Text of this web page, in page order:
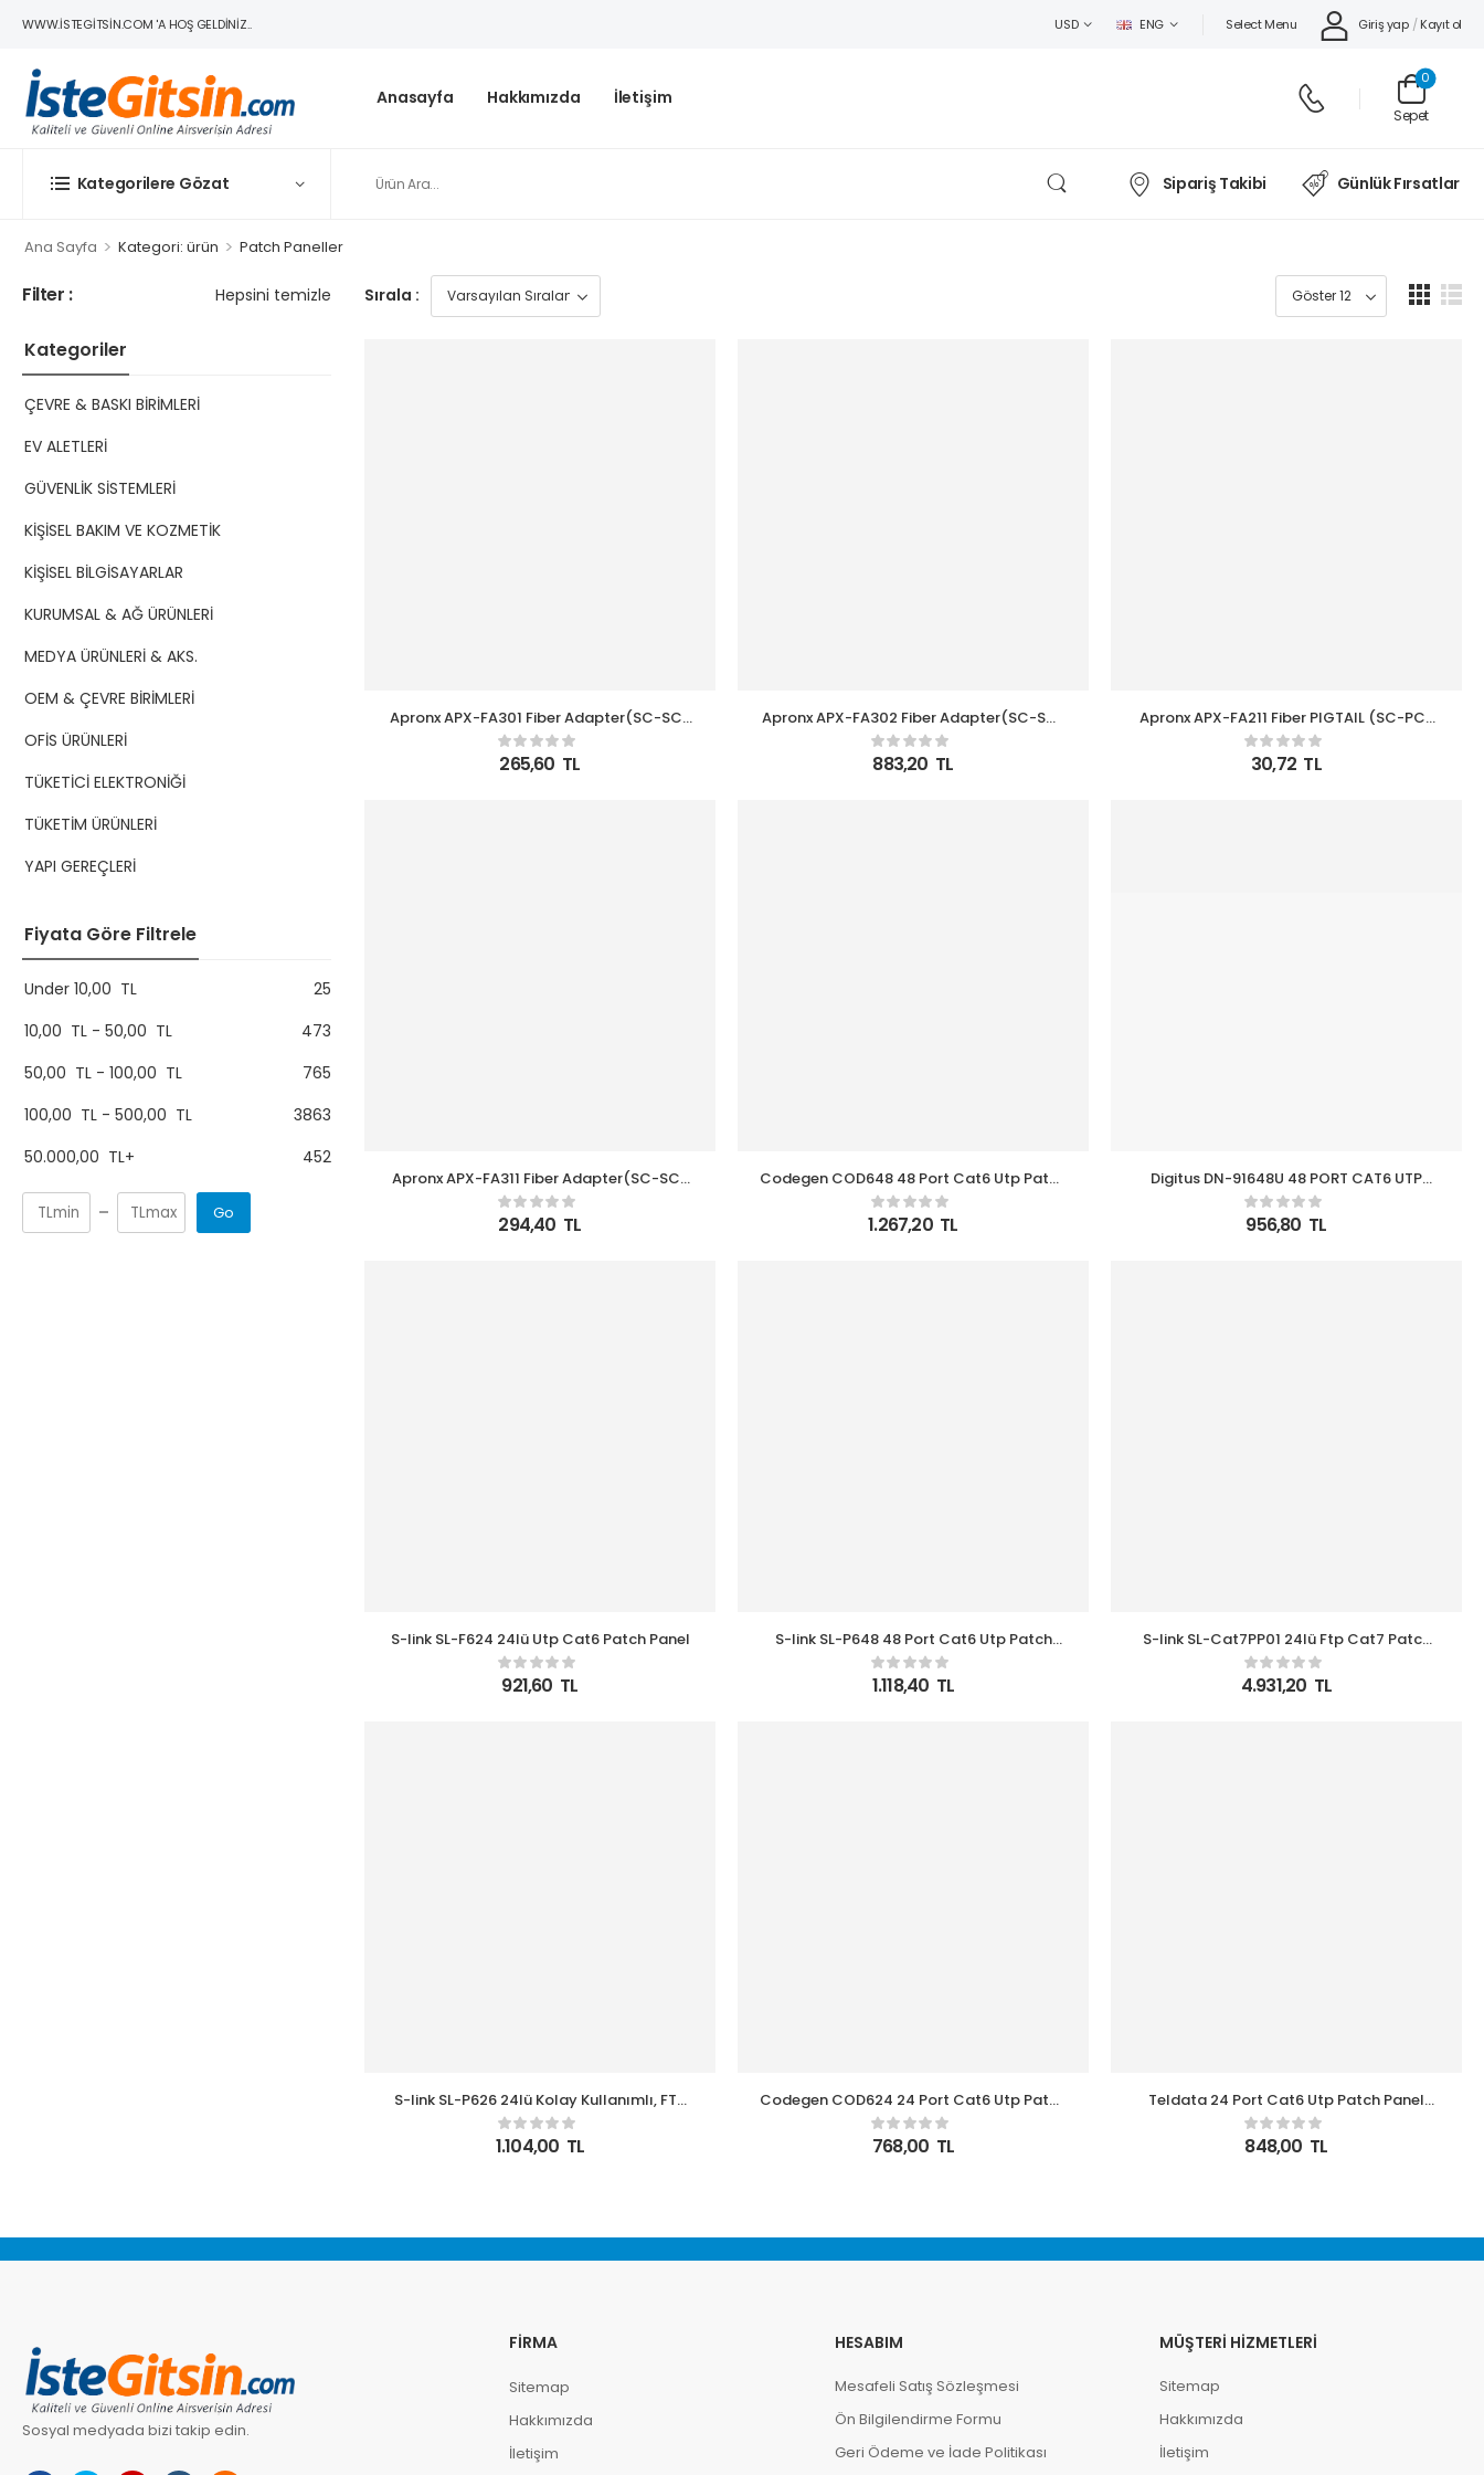
WWW.ISTEGITSIN.COM 'A HOŞ GELDINIZ.. USD ENG Select Menu Giriş yap / Kayıt ol
Anasayfa Hakkımızda İletişim
Sepet
0
Kategorilere Gözat Sipariş Takibi Günlük Fırsatlar
Ana Sayfa > Kategori: ürün > Patch Paneller
Filter : Hepsini temizle
Kategoriler
ÇEVRE & BASKI BİRİMLERİ
EV ALETLERİ
GÜVENLİK SİSTEMLERİ
KİŞİSEL BAKIM VE KOZMETİK
KİŞİSEL BİLGİSAYARLAR
KURUMSAL & AĞ ÜRÜNLERİ
MEDYA ÜRÜNLERİ & AKS.
OEM & ÇEVRE BİRİMLERİ
OFİS ÜRÜNLERİ
TÜKETİCİ ELEKTRONİĞİ
TÜKETİM ÜRÜNLERİ
YAPI GEREÇLERİ
Fiyata Göre Filtrele
Under 10,00 TL
25
10,00 TL - 50,00 TL
473
50,00 TL - 100,00 TL
765
100,00 TL - 500,00 TL
3863
50.000,00 TL+ 452
Go
Sırala :
Apronx APX-FA301 Fiber Adapter(SC-SC-
PC-SM-DX-Plastic) 20 li paket
265,60 TL
Apronx APX-FA302 Fiber Adapter(SC-SC-
PC-SM-SX-Plastic) 50 li paket
883,20 TL
Apronx APX-FA211 Fiber PIGTAIL (SC-PC-
SM-1 Core-0.9-1M-G657 A2 )
30,72 TL
Apronx APX-FA311 Fiber Adapter(SC-SC-
PC-MM-DX-Plastic) 20 li paket
294,40 TL
Codegen COD648 48 Port Cat6 Utp Patch
Panel
1.267,20 TL
Digitus DN-91648U 48 PORT CAT6 UTP
PATCH PANEL
956,80 TL
S-link SL-F624 24lü Utp Cat6 Patch Panel
921,60 TL
S-link SL-P648 48 Port Cat6 Utp Patch
Panel
1.118,40 TL
S-link SL-Cat7PP01 24lü Ftp Cat7 Patch
Panel
4.931,20 TL
S-link SL-P626 24lü Kolay Kullanımlı, FTP
Boş V Şeklinde Patch Panel
1.104,00 TL
Codegen COD624 24 Port Cat6 Utp Patch
Panel
768,00 TL
Teldata 24 Port Cat6 Utp Patch Panel
Dolu
848,00 TL
Sosyal medyada bizi takip edin.
FIRMA
Sitemap
Hakkımızda
İletişim
HESABIM
Mesafeli Satış Sözleşmesi
Ön Bilgilendirme Formu
Geri Ödeme ve İade Politikası
MÜŞTERI HIZMETLERI
Sitemap
Hakkımızda
İletişim